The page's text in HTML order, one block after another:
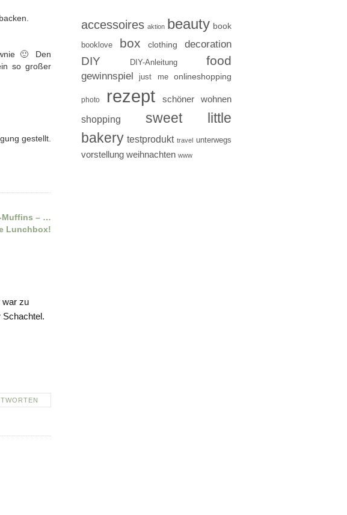
🙂 Den
so großer
gestellt.
Muffins – …
Lunchbox!
war zu
Schachtel.
accessoires aktion beauty book
booklove box clothing decoration
DIY DIY-Anleitung food
gewinnspiel just me onlineshopping
photo rezept schöner wohnen
shopping
sweet little
bakery testprodukt travel unterwegs
vorstellung weihnachten www